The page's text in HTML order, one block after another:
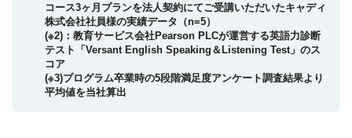
コース3ヶ月プランを法人契約にてご受講いただいたキャディ
株式会社社員様の実績データ（n=5）
(※2)：教育サービス会社Pearson PLCが運営する英語力診断
テスト「Versant English Speaking＆Listening Test」のス
コア
(※3)プログラム卒業時の5段階満足度アンケート調査結果より
平均値を当社算出